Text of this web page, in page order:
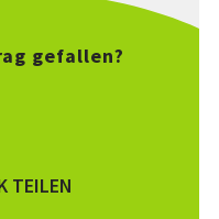
gefallen?
TEILEN